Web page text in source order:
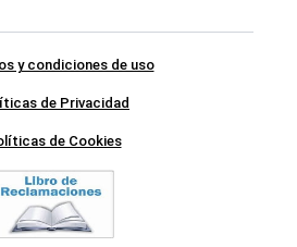
y condiciones de uso
de Privacidad
de Cookies